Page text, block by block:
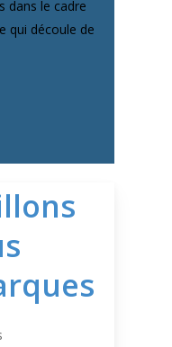
dans le cadre
qui découle de